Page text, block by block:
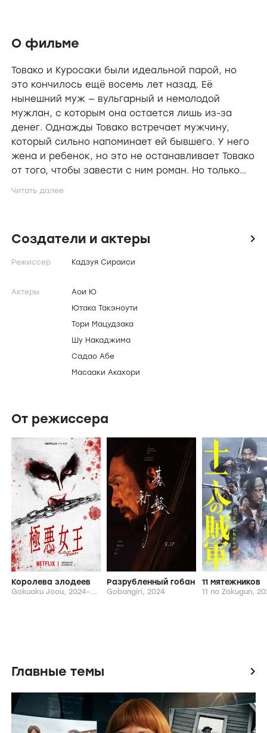
О фильме
это кончилось ещё восемь лет назад. Её
нынешний муж — вульгарный и немолодой
мужлан, с которым она остается лишь из-за
который сильно напоминает ей бывшего. У него
жена и ребенок, но это не останавливает Товако
от того, чтобы завести с ним роман. Но только
Однажды в дом Товако приходит полицейский,
который говорит, что Куросаки исчез при
загадочных обстоятельствах.
Актеры
Аои Ю
Ютака Такэноути
Тори Мацудзака
Шу Накаджима
Садао Абе
Масааки Акахори
От режиссера
Королева злодеев Разрубленный гобан 11 мятежников